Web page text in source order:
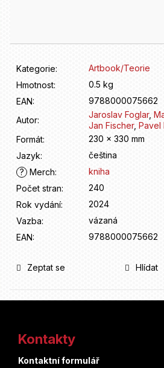
Kategorie:
Artbook/Teorie
Hmotnost:
0.5 kg
EAN:
9788000075662
Autor:
Jaroslav Foglar,
Jan Fischer, Pavel
Formát:
230 x 330 mm
Jazyk:
čeština
? Merch:
kniha
Počet stran:
240
Rok vydání:
2024
Vazba:
vázaná
EAN: 9788000075662
Zeptat se Hlídat
č
e
m
Kontakty
Kontaktní formulář